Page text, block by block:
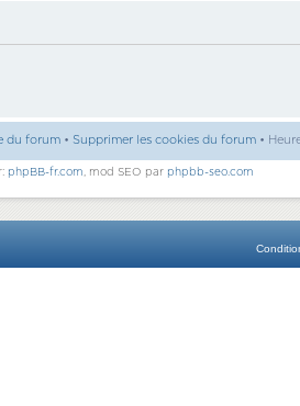
du forum • Supprimer les cookies du forum •
phpBB-fr.com, mod SEO par phpbb-seo.com